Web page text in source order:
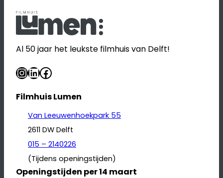
Al 50 jaar het leukste filmhuis van Delft!
InstagramLinkedIn Facebook
Filmhuis Lumen
Van Leeuwenhoekpark 55
2611 DW Delft
015 – 2140226
(Tijdens openingstijden)
Openingstijden per 14 maart